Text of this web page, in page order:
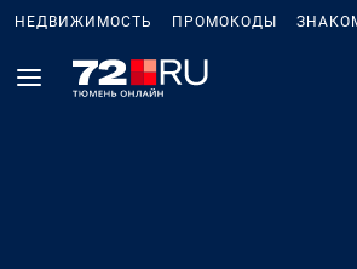
НЕДВИЖИМОСТЬ ПРОМОКОДЫ